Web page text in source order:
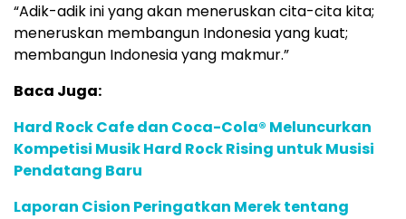
“Adik-adik ini yang akan meneruskan cita-cita kita;
meneruskan membangun Indonesia yang kuat;
membangun Indonesia yang makmur.”
Baca Juga:
Hard Rock Cafe dan Coca-Cola® Meluncurkan
Kompetisi Musik Hard Rock Rising untuk Musisi
Pendatang Baru
Laporan Cision Peringatkan Merek tentang